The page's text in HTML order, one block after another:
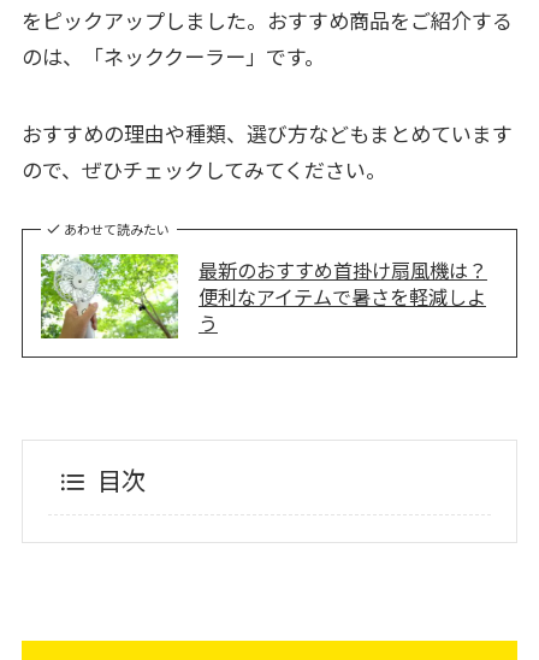
をピックアップしました。おすすめ商品をご紹介する
のは、「ネッククーラー」です。
おすすめの理由や種類、選び方などもまとめています
ので、ぜひチェックしてみてください。
あわせて読みたい
最新のおすすめ首掛け扇風機は？
便利なアイテムで暑さを軽減しよ
う
目次